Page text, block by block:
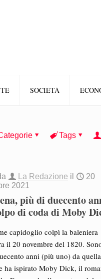
SOCIETÀ
Tags
La Redazione il
20
2021
più di duecento
di coda di Moby
capidoglio colpì la baleniera
il 20 novembre del 1820.
anni (più uno) da quella
ha ispirato Moby Dick, il